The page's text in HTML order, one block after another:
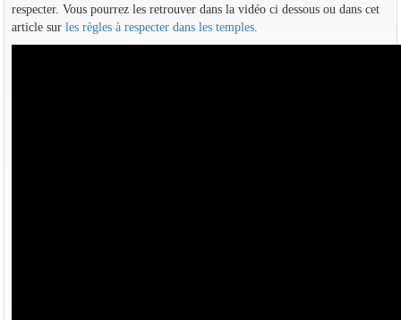
respecter. Vous pourrez les retrouver dans la vidéo ci dessous ou dans cet
article sur les règles à respecter dans les temples.